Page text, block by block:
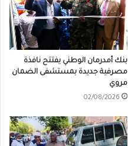
بنك أمدرمان الوطني يفتتح نافذة
مصرفية جديدة بمستشفى الضمان
مروي
02/08/2026